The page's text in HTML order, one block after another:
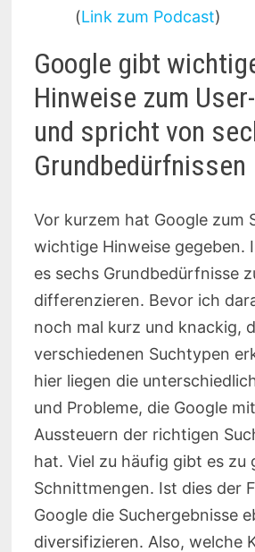
(Link zum Podcast)
Google gibt
Hinweise zum
und spricht von
Grundbedürfnissen
Vor kurzem hat Google zum
wichtige Hinweise gegeben.
es sechs Grundbedürfnisse
differenzieren. Bevor ich
noch mal kurz und knackig,
verschiedenen Suchtypen
hier liegen die
und Probleme, die Google
Aussteuern der richtigen
hat. Viel zu häufig gibt es zu
Schnittmengen. Ist dies der
Google die Suchergebnisse
diversifizieren. Also, welche